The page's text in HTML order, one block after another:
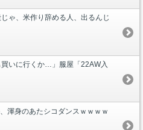
ゃ、米作り辞める人、出るんじ
いに行くか…」服屋「22AW入
渾身のあたシコダンスｗｗｗｗ